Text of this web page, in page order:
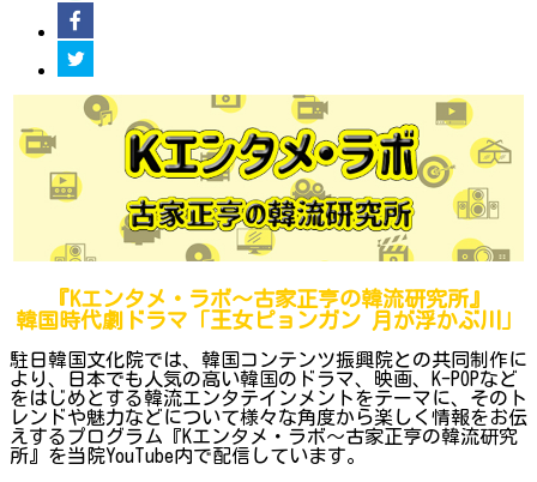
『Kエンタメ・ラボ～古家正亨の韓流研究所』
韓国時代劇ドラマ「王女ピョンガン 月が浮かぶ川」
駐日韓国文化院では、韓国コンテンツ振興院との共同制作に
より、日本でも人気の高い韓国のドラマ、映画、K-POPなど
をはじめとする韓流エンタテインメントをテーマに、そのト
レンドや魅力などについて様々な角度から楽しく情報をお伝
えするプログラム『Kエンタメ・ラボ～古家正亨の韓流研究
所』を当院YouTube内で配信しています。